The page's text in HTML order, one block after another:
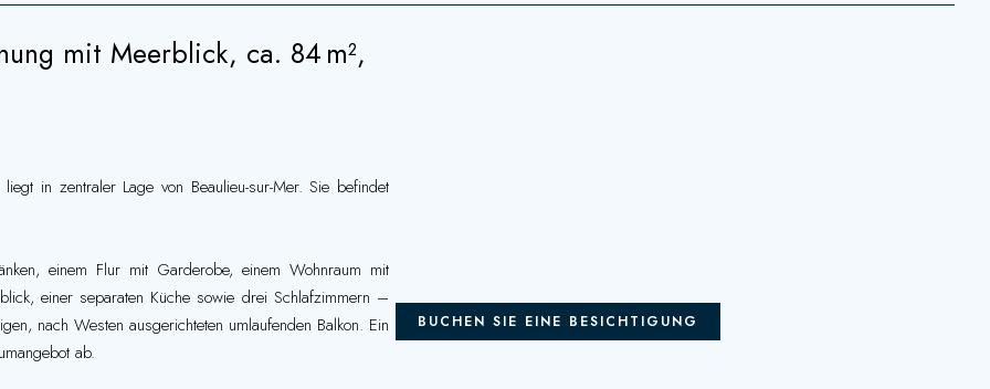
BUCHEN SIE EINE BESICHTIGUNG
mit Meerblick, ca. 84 m²,
in zentraler Lage von Beaulieu-sur-Mer. Sie befindet
einem Flur mit Garderobe, einem Wohnraum mit
einer separaten Küche sowie drei Schlafzimmern –
nach Westen ausgerichteten umlaufenden Balkon. Ein
ab.